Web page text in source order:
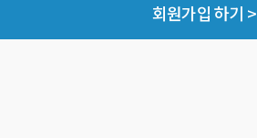
회원가입 하기 >